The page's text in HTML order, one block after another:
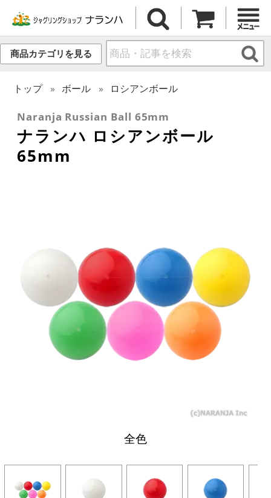
商品カテゴリを見る
トップ ボール ロシアンボール
Naranja Russian Ball 65mm
ナランハ ロシアンボール
65mm
全色